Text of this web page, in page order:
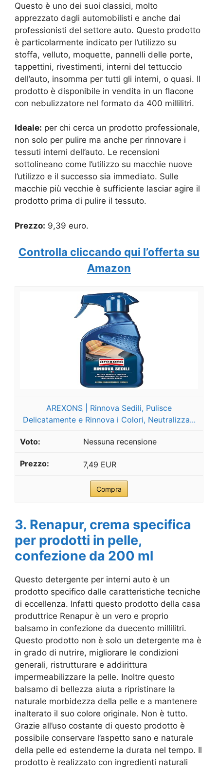
Questo è uno dei suoi classici, molto
apprezzato dagli automobilisti e anche dai
professionisti del settore auto. Questo prodotto
è particolarmente indicato per l’utilizzo su
stoffa, velluto, moquette, pannelli delle porte,
tappettini, rivestimenti, interni del tettuccio
dell’auto, insomma per tutti gli interni, o quasi. Il
prodotto è disponibile in vendita in un flacone
con nebulizzatore nel formato da 400 millilitri.
Ideale: per chi cerca un prodotto professionale,
non solo per pulire ma anche per rinnovare i
tessuti interni dell’auto. Le recensioni
sottolineano come l’utilizzo su macchie nuove
l’utilizzo e il successo sia immediato. Sulle
macchie più vecchie è sufficiente lasciar agire il
prodotto prima di pulire il tessuto.
Prezzo: 9,39 euro.
Controlla cliccando qui l’offerta su
Amazon
AREXONS | Rinnova Sedili, Pulisce
Delicatamente e Rinnova i Colori, Neutralizza...
Nessuna recensione
7,49 EUR
Compra
3. Renapur, crema specifica
per prodotti in pelle,
confezione da 200 ml
Questo detergente per interni auto è un
prodotto specifico dalle caratteristiche tecniche
di eccellenza. Infatti questo prodotto della casa
produttrice Renapur è un vero e proprio
balsamo in confezione da duecento millilitri.
Questo prodotto non è solo un detergente ma è
in grado di nutrire, migliorare le condizioni
generali, ristrutturare e addirittura
impermeabilizzare la pelle. Inoltre questo
balsamo di bellezza aiuta a ripristinare la
naturale morbidezza della pelle e a mantenere
inalterato il suo colore originale. Non è tutto.
Grazie all’uso costante di questo prodotto è
possibile conservare l’aspetto sano e naturale
della pelle ed estenderne la durata nel tempo. Il
prodotto è realizzato con ingredienti naturali